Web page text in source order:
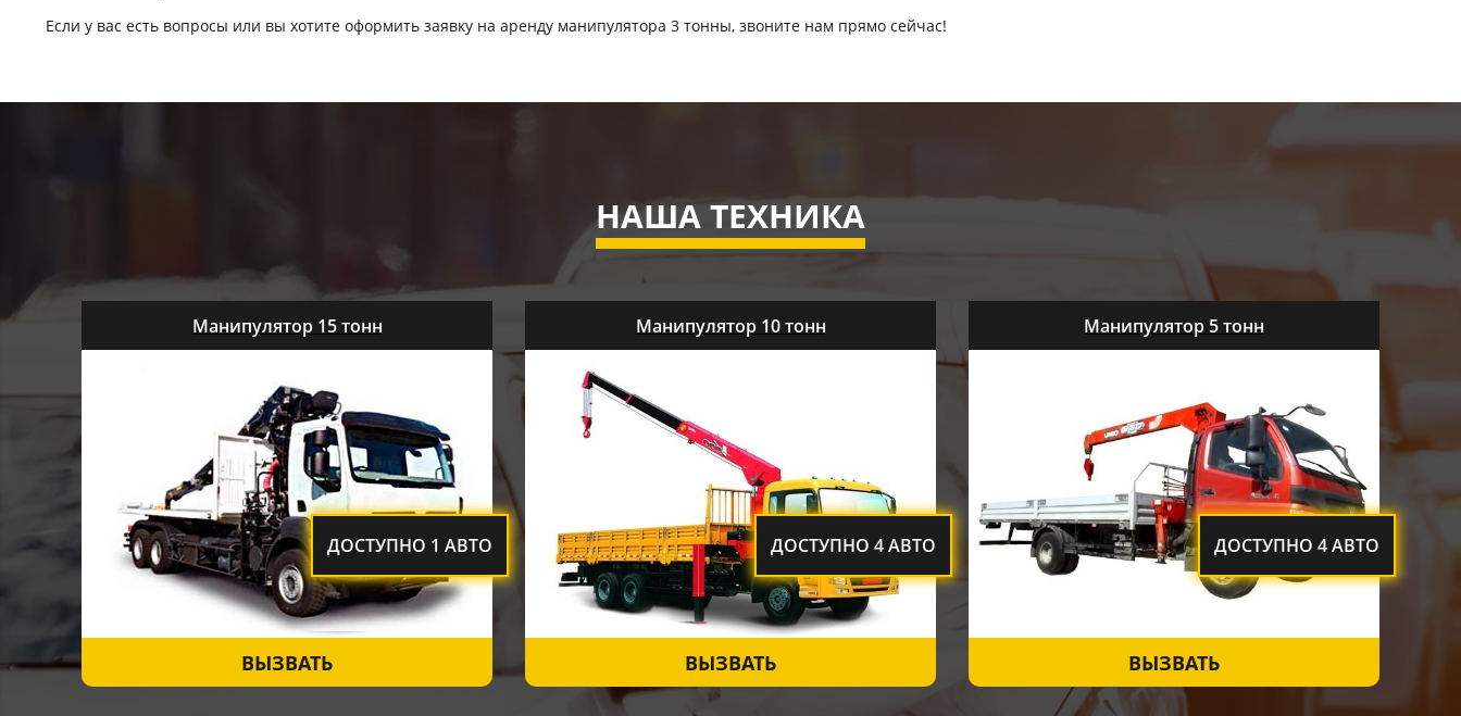
Если у вас есть вопросы или вы хотите оформить заявку на аренду манипулятора 3 тонны, звоните нам прямо сейчас!
НАША ТЕХНИКА
ДОСТУПНО 1 АВТО
Манипулятор 15 тонн
ВЫЗВАТЬ
ДОСТУПНО 4 АВТО
Манипулятор 10 тонн
ВЫЗВАТЬ
ДОСТУПНО 4 АВТО
Манипулятор 5 тонн
ВЫЗВАТЬ